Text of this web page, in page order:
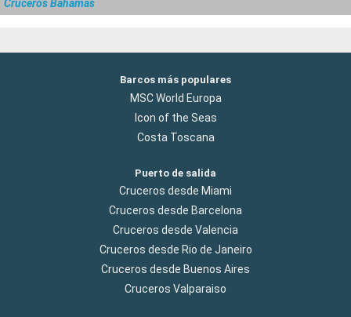
Cruceros Bahamas
Barcos más populares
MSC World Europa
Icon of the Seas
Costa Toscana
Puerto de salida
Cruceros desde Miami
Cruceros desde Barcelona
Cruceros desde Valencia
Cruceros desde Rio de Janeiro
Cruceros desde Buenos Aires
Cruceros Valparaiso